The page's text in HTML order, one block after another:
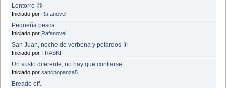
Lentorro 😉
Iniciado por Rafanovel
Pequeña pesca
Iniciado por Rafanovel
San Juan, noche de verbena y petardos 🎇
Iniciado por TRASKI
Un susto diferente, no hay que confiarse
Iniciado por sanchopanza5
Breado off.